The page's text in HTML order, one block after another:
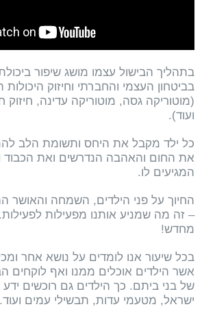
בתהליך הבישול עצמו מושג שיפור
בביטחון העצמי והחברתי וחיזוק היכולות
(מוטוריקה גסה, מוטוריקה עדינה, חיזוק
ועוד).
כל ילד מקבל את היחס ותשומת הלב
את החום והאהבה הנדרשים ואת הכבוד
המגיעים לו.
החיוך על פני הילדים, השמחה והאושר
– זה מה שמניע אותנו מפעילות
מחדש!
בכל שיעור אנו לומדים על נושא אחר
אשר הילדים אוכלים ממנו ואף לוקחים
של בני ביתם. כך הילדים גם רוכשים ידע
ישראל, מטעמי עדות, תבשילי עמים ועוד.